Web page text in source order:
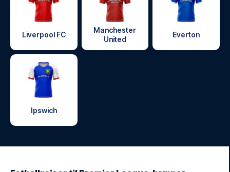
Liverpool FC
Manchester
United
Everton
Ipswich